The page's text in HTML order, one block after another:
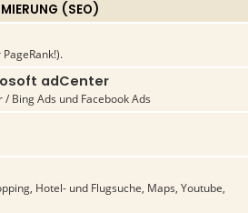
(SEO)
adCenter
Bing Ads und Facebook Ads
Hotel- und Flugsuche, Maps, Youtube,